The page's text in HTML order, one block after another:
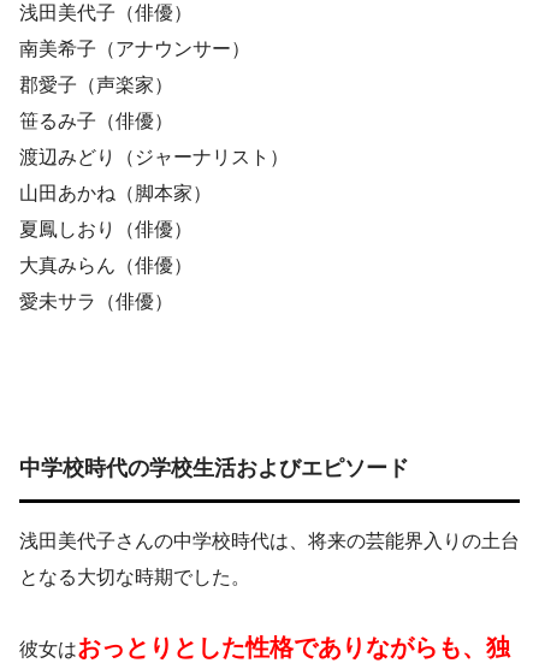
浅田美代子（俳優）
南美希子（アナウンサー）
郡愛子（声楽家）
笹るみ子（俳優）
渡辺みどり（ジャーナリスト）
山田あかね（脚本家）
夏鳳しおり（俳優）
大真みらん（俳優）
愛未サラ（俳優）
中学校時代の学校生活およびエピソード
浅田美代子さんの中学校時代は、将来の芸能界入りの土台
となる大切な時期でした。
彼女はおっとりとした性格でありながらも、独